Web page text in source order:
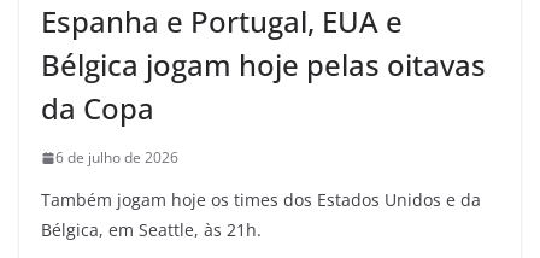
Espanha e Portugal, EUA e
Bélgica jogam hoje pelas oitavas
da Copa
6 de julho de 2026
Também jogam hoje os times dos Estados Unidos e da
Bélgica, em Seattle, às 21h.